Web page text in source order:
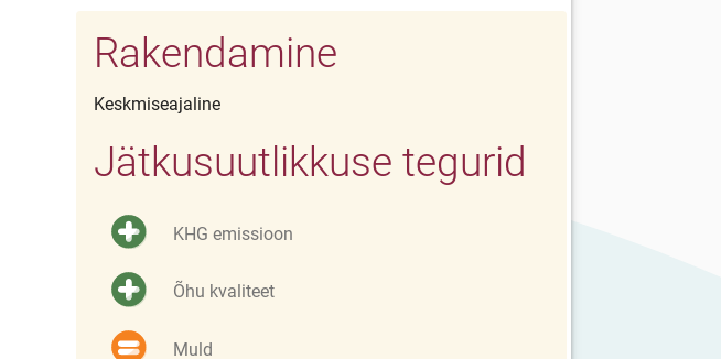
Rakendamine
Keskmiseajaline
Jätkusuutlikkuse tegurid
KHG emissioon
Õhu kvaliteet
Muld